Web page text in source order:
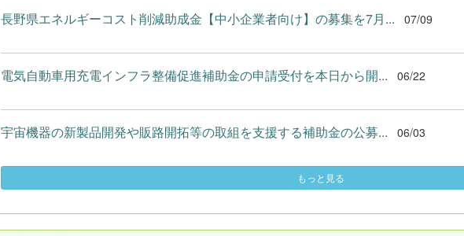
長野県エネルギーコスト削減助成金【中小企業者向け】の募集を7月... 07/09
電気自動車用充電インフラ整備促進補助金の申請受付を本日から開... 06/22
宇宙機器の新製品開発や販路開拓等の取組を支援する補助金の公募... 06/03
もっと見る